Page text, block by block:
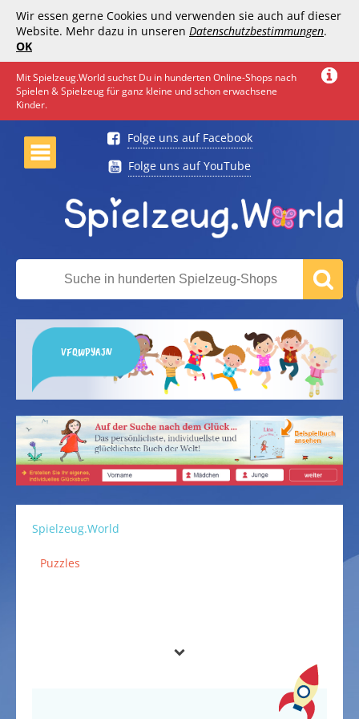
Wir essen gerne Cookies und verwenden sie auch auf dieser
Website. Mehr dazu in unseren Datenschutzbestimmungen.
OK
Mit Spielzeug.World suchst Du in hunderten Online-Shops nach
Spielen & Spielzeug für ganz kleine und schon erwachsene
Kinder.
Folge uns auf Facebook
Folge uns auf YouTube
VFQWPYAJN
Spielzeug.World
Puzzles